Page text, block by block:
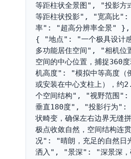
等距柱状全景图", "投影
等距柱状投影", "宽高
率": "超高分辨率全景"
{ "地点": "一个极具设计感
多功能居住空间", "相机
空间的中心位置，捕捉360
机高度": "模拟中等高度（
或安装在中心支柱上），约
个空间结构", "视野范围":
垂直180度", "投影行为":
状畸变，确保左右边界无缝
极点收敛自然，空间结构
况": "晴朗，充足的自然日
洒入", "景深": "深景深，